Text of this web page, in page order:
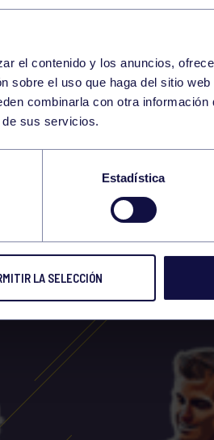
el contenido y los anuncios,
sobre el uso que haga del sitio
combinarla con otra información
sus servicios.
Estadística
LA SELECCIÓN
PÁDEL